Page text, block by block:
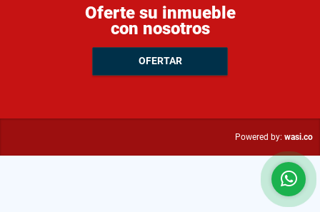
Oferte su inmueble
con nosotros
OFERTAR
Powered by: wasi.co